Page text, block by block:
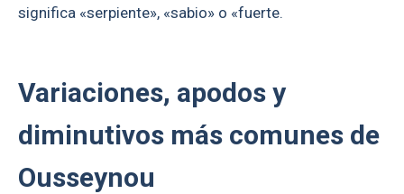
significa «serpiente», «sabio» o «fuerte.
Variaciones, apodos y
diminutivos más comunes de
Ousseynou